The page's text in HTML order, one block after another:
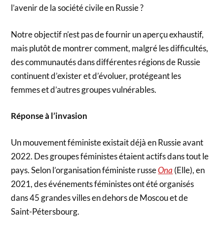
l’avenir de la société civile en Russie ?
Notre objectif n’est pas de fournir un aperçu exhaustif,
mais plutôt de montrer comment, malgré les difficultés,
des communautés dans différentes régions de Russie
continuent d’exister et d’évoluer, protégeant les
femmes et d’autres groupes vulnérables.
Réponse à l’invasion
Un mouvement féministe existait déjà en Russie avant
2022. Des groupes féministes étaient actifs dans tout le
pays. Selon l’organisation féministe russeOna (Elle), en
2021, des événements féministes ont été organisés
dans 45 grandes villes en dehors de Moscou et de
Saint-Pétersbourg.